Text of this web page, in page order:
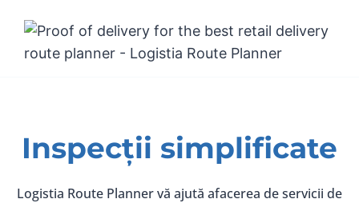
Inspecții simplificate
Logistia Route Planner vă ajută afacerea de servicii de